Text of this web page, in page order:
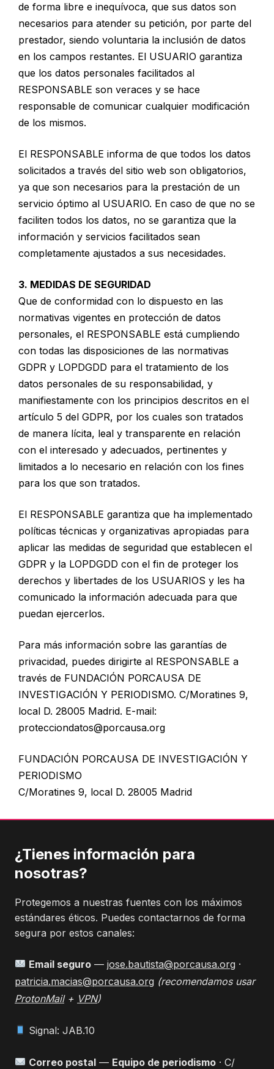
de forma libre e inequívoca, que sus datos son
necesarios para atender su petición, por parte del
prestador, siendo voluntaria la inclusión de datos
en los campos restantes. El USUARIO garantiza
que los datos personales facilitados al
RESPONSABLE son veraces y se hace
responsable de comunicar cualquier modificación
de los mismos.
El RESPONSABLE informa de que todos los datos
solicitados a través del sitio web son obligatorios,
ya que son necesarios para la prestación de un
servicio óptimo al USUARIO. En caso de que no se
faciliten todos los datos, no se garantiza que la
información y servicios facilitados sean
completamente ajustados a sus necesidades.
3. MEDIDAS DE SEGURIDAD
Que de conformidad con lo dispuesto en las
normativas vigentes en protección de datos
personales, el RESPONSABLE está cumpliendo
con todas las disposiciones de las normativas
GDPR y LOPDGDD para el tratamiento de los
datos personales de su responsabilidad, y
manifiestamente con los principios descritos en el
artículo 5 del GDPR, por los cuales son tratados
de manera lícita, leal y transparente en relación
con el interesado y adecuados, pertinentes y
limitados a lo necesario en relación con los fines
para los que son tratados.
El RESPONSABLE garantiza que ha implementado
políticas técnicas y organizativas apropiadas para
aplicar las medidas de seguridad que establecen el
GDPR y la LOPDGDD con el fin de proteger los
derechos y libertades de los USUARIOS y les ha
comunicado la información adecuada para que
puedan ejercerlos.
Para más información sobre las garantías de
privacidad, puedes dirigirte al RESPONSABLE a
través de FUNDACIÓN PORCAUSA DE
INVESTIGACIÓN Y PERIODISMO. C/Moratines 9,
local D. 28005 Madrid. E-mail:
protecciondatos@porcausa.org
FUNDACIÓN PORCAUSA DE INVESTIGACIÓN Y
PERIODISMO
C/Moratines 9, local D. 28005 Madrid
¿Tienes información para
nosotras?
Protegemos a nuestras fuentes con los máximos
estándares éticos. Puedes contactarnos de forma
segura por estos canales:
Email seguro —jose.bautista@porcausa.org ·
patricia.macias@porcausa.org (recomendamos usar
ProtonMail+ VPN)
Signal: JAB.10
Correo postal — Equipo de periodismo · C/